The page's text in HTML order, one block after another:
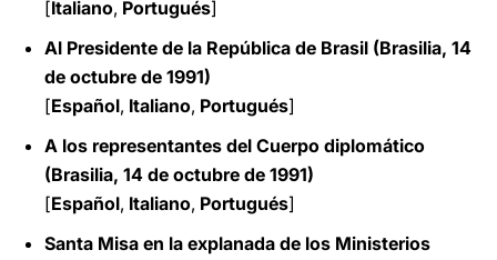
[Italiano, Portugués]
Al Presidente de la República de Brasil (Brasilia, 14
de octubre de 1991)
[Español, Italiano, Portugués]
A los representantes del Cuerpo diplomático
(Brasilia, 14 de octubre de 1991)
[Español, Italiano, Portugués]
Santa Misa en la explanada de los Ministerios